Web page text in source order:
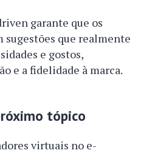
garante que os
sugestões que realmente
e gostos,
e a fidelidade à marca.
tópico
virtuais no e-